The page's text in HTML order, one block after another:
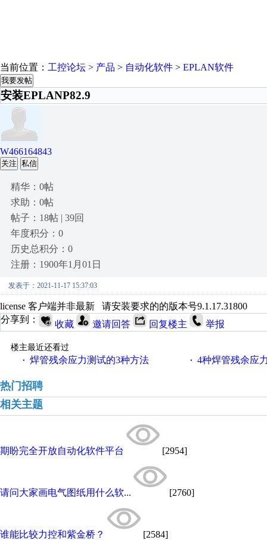
当前位置： 工控论坛 > 产品 > 自动化软件 > EPLAN软件
我要发帖
安装EPLANP82.9
W466164843
关注 私信
精华：0帖
求助：0帖
帖子：18帖 | 39回
年度积分：0
历史总积分：0
注册：1900年1月01日
发表于：2021-11-17 15:37:03
license 客户端并非最新 请安装要求的的版本号9.1.17.31800
分享到：
收藏 邀请回答 回复楼主 举报
楼主最近还看过
· 焊管残余应力测试的3种方法 · 4种焊管残余应
热门招聘
相关主题
期盼完全开放自动化软件平台 [2954]
请问大家画电气图纸用什么软... [2760]
谁能比较力控和紫金桥？ [2584]